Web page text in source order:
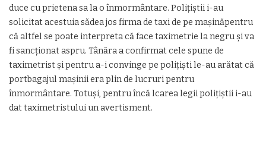
duce cu prietena sa la o înmormântare. Polițiștii i-au
solicitat acestuia sădea jos firma de taxi de pe mașinăpentru
că altfel se poate interpreta că face taximetrie la negru și va
fi sancționat aspru. Tânăra a confirmat cele spune de
taximetrist și pentru a-i convinge pe polițiști le-au arătat că
portbagajul mașinii era plin de lucruri pentru
înmormântare. Totuși, pentru încă lcarea legii polițiștii i-au
dat taximetristului un avertisment.